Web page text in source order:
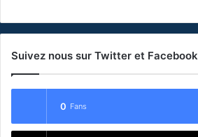
Suivez nous sur Twitter et Facebook
0 Fans